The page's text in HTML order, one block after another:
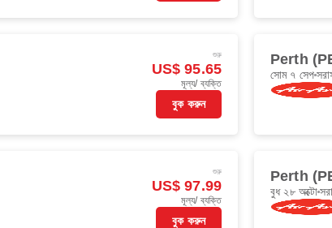
শুরু
US$ 95.65
মূল্য/ ব্যক্তি
বুক করুন
Perth
সোম ৭ সেপ
শুরু
US$ 97.99
মূল্য/ ব্যক্তি
বুক করুন
Perth
বুধ ২৮ অক্টো